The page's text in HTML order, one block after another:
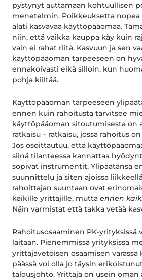
pystynyt auttamaan kohtuullisen
menetelmin. Poikkeuksetta nopea
alati kasvavaa käyttöpääomaa.
niin, että vaikka kauppa käy kuin
vain ei rahat riitä. Kasvuun ja sen
käyttöpääoman tarpeeseen on
ennakoivasti eikä silloin, kun
pohja kiiltää.
Käyttöpääoman tarpeeseen
ennen kuin rahoitusta tarvitsee
käyttöpääoman sitoutumisesta on
ratkaisu – ratkaisu, jossa rahoitus
Jos osoittautuu, että
siinä tilanteessa kannattaa
sopivat instrumentit. Ylipäätänsä
suunnittelu ja siten ajoissa
rahoittajan suuntaan ovat
kaikille yrittäjille, mutta ennen
Näin varmistat että takka vetää
Rahoitusosaaminen PK-yrityksissä
laitaan. Pienemmissä yrityksissä
yrittäjävetoisen osaamisen varassa
päässä voi olla jo täysin
talousjohto. Yrittäjä on usein oman